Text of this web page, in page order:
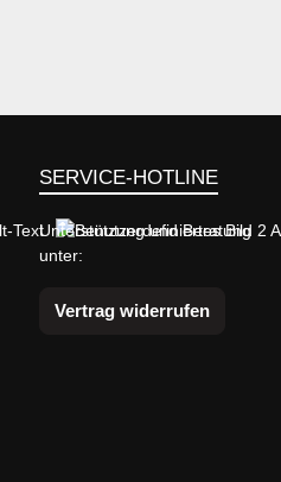
SERVICE-HOTLINE
Unterstützung und Beratung
unter:
Vertrag widerrufen